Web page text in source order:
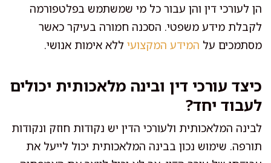
הן לעורכי דין והן עבור כל מי שמשתמש בפלטפורמה
לקבלת מידע משפטי. הסכנה חמורה בעיקר כאשר
מסתמכים על המידע המקצועי ללא אימות אנושי.
כיצד עורכי דין ובינה מלאכותית יכולים
לעבוד יחד?
לבינה המלאכותית ולעורכי הדין יש נקודות חוזק ונקודות
תורפה. שימוש נכון בבינה המלאכותית יכול לייעל את